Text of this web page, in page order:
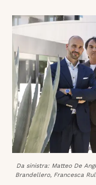
Da sinistra: Matteo De
Brandellero, Francesca